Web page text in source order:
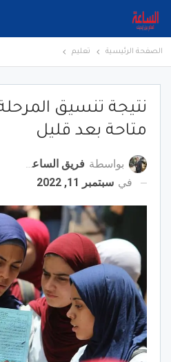
الصفحة الرئيسية تعليم
متاحة بعد قليل
بواسطة فريق الساعة برس
في سبتمبر 11, 2022